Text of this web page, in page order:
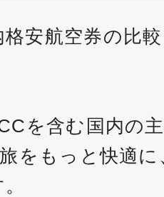
安航空券の比
を含む国内の
をもっと快適